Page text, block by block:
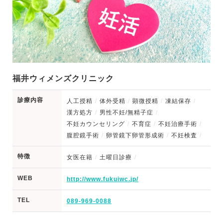
福井ウィメンズクリニック
診療内容 人工授精 体外受精 顕微授精
凍結保存
漢方処方
男性不妊/無精子症
不妊カウンセリング
不育症
不妊治療手術
腹腔鏡手術
卵管鏡下卵管形成術 不妊検査
特徴 女医在籍 土曜日診療
WEB http://www.fukuiwc.jp/
TEL 089-969-0088